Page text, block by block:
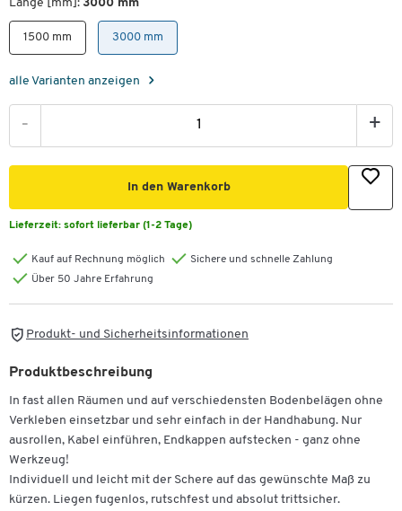
Länge [mm]: 3000 mm
1500 mm 3000 mm
alle Varianten anzeigen
- +
In den Warenkorb
Lieferzeit: sofort lieferbar (1-2 Tage)
Kauf auf Rechnung möglich
Sichere und schnelle Zahlung
Über 50 Jahre Erfahrung
Produkt- und Sicherheitsinformationen
Produktbeschreibung
In fast allen Räumen und auf verschiedensten Bodenbelägen ohne
Verkleben einsetzbar und sehr einfach in der Handhabung. Nur
ausrollen, Kabel einführen, Endkappen aufstecken - ganz ohne
Werkzeug!
Individuell und leicht mit der Schere auf das gewünschte Maß zu
kürzen. Liegen fugenlos, rutschfest und absolut trittsicher.